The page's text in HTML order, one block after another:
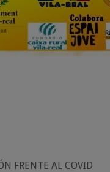
FRENTE AL COVID